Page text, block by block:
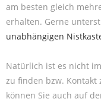
am besten gleich
erhalten. Gerne
unabhängigen
Natürlich ist es nicht
zu finden bzw.
können Sie auch auf